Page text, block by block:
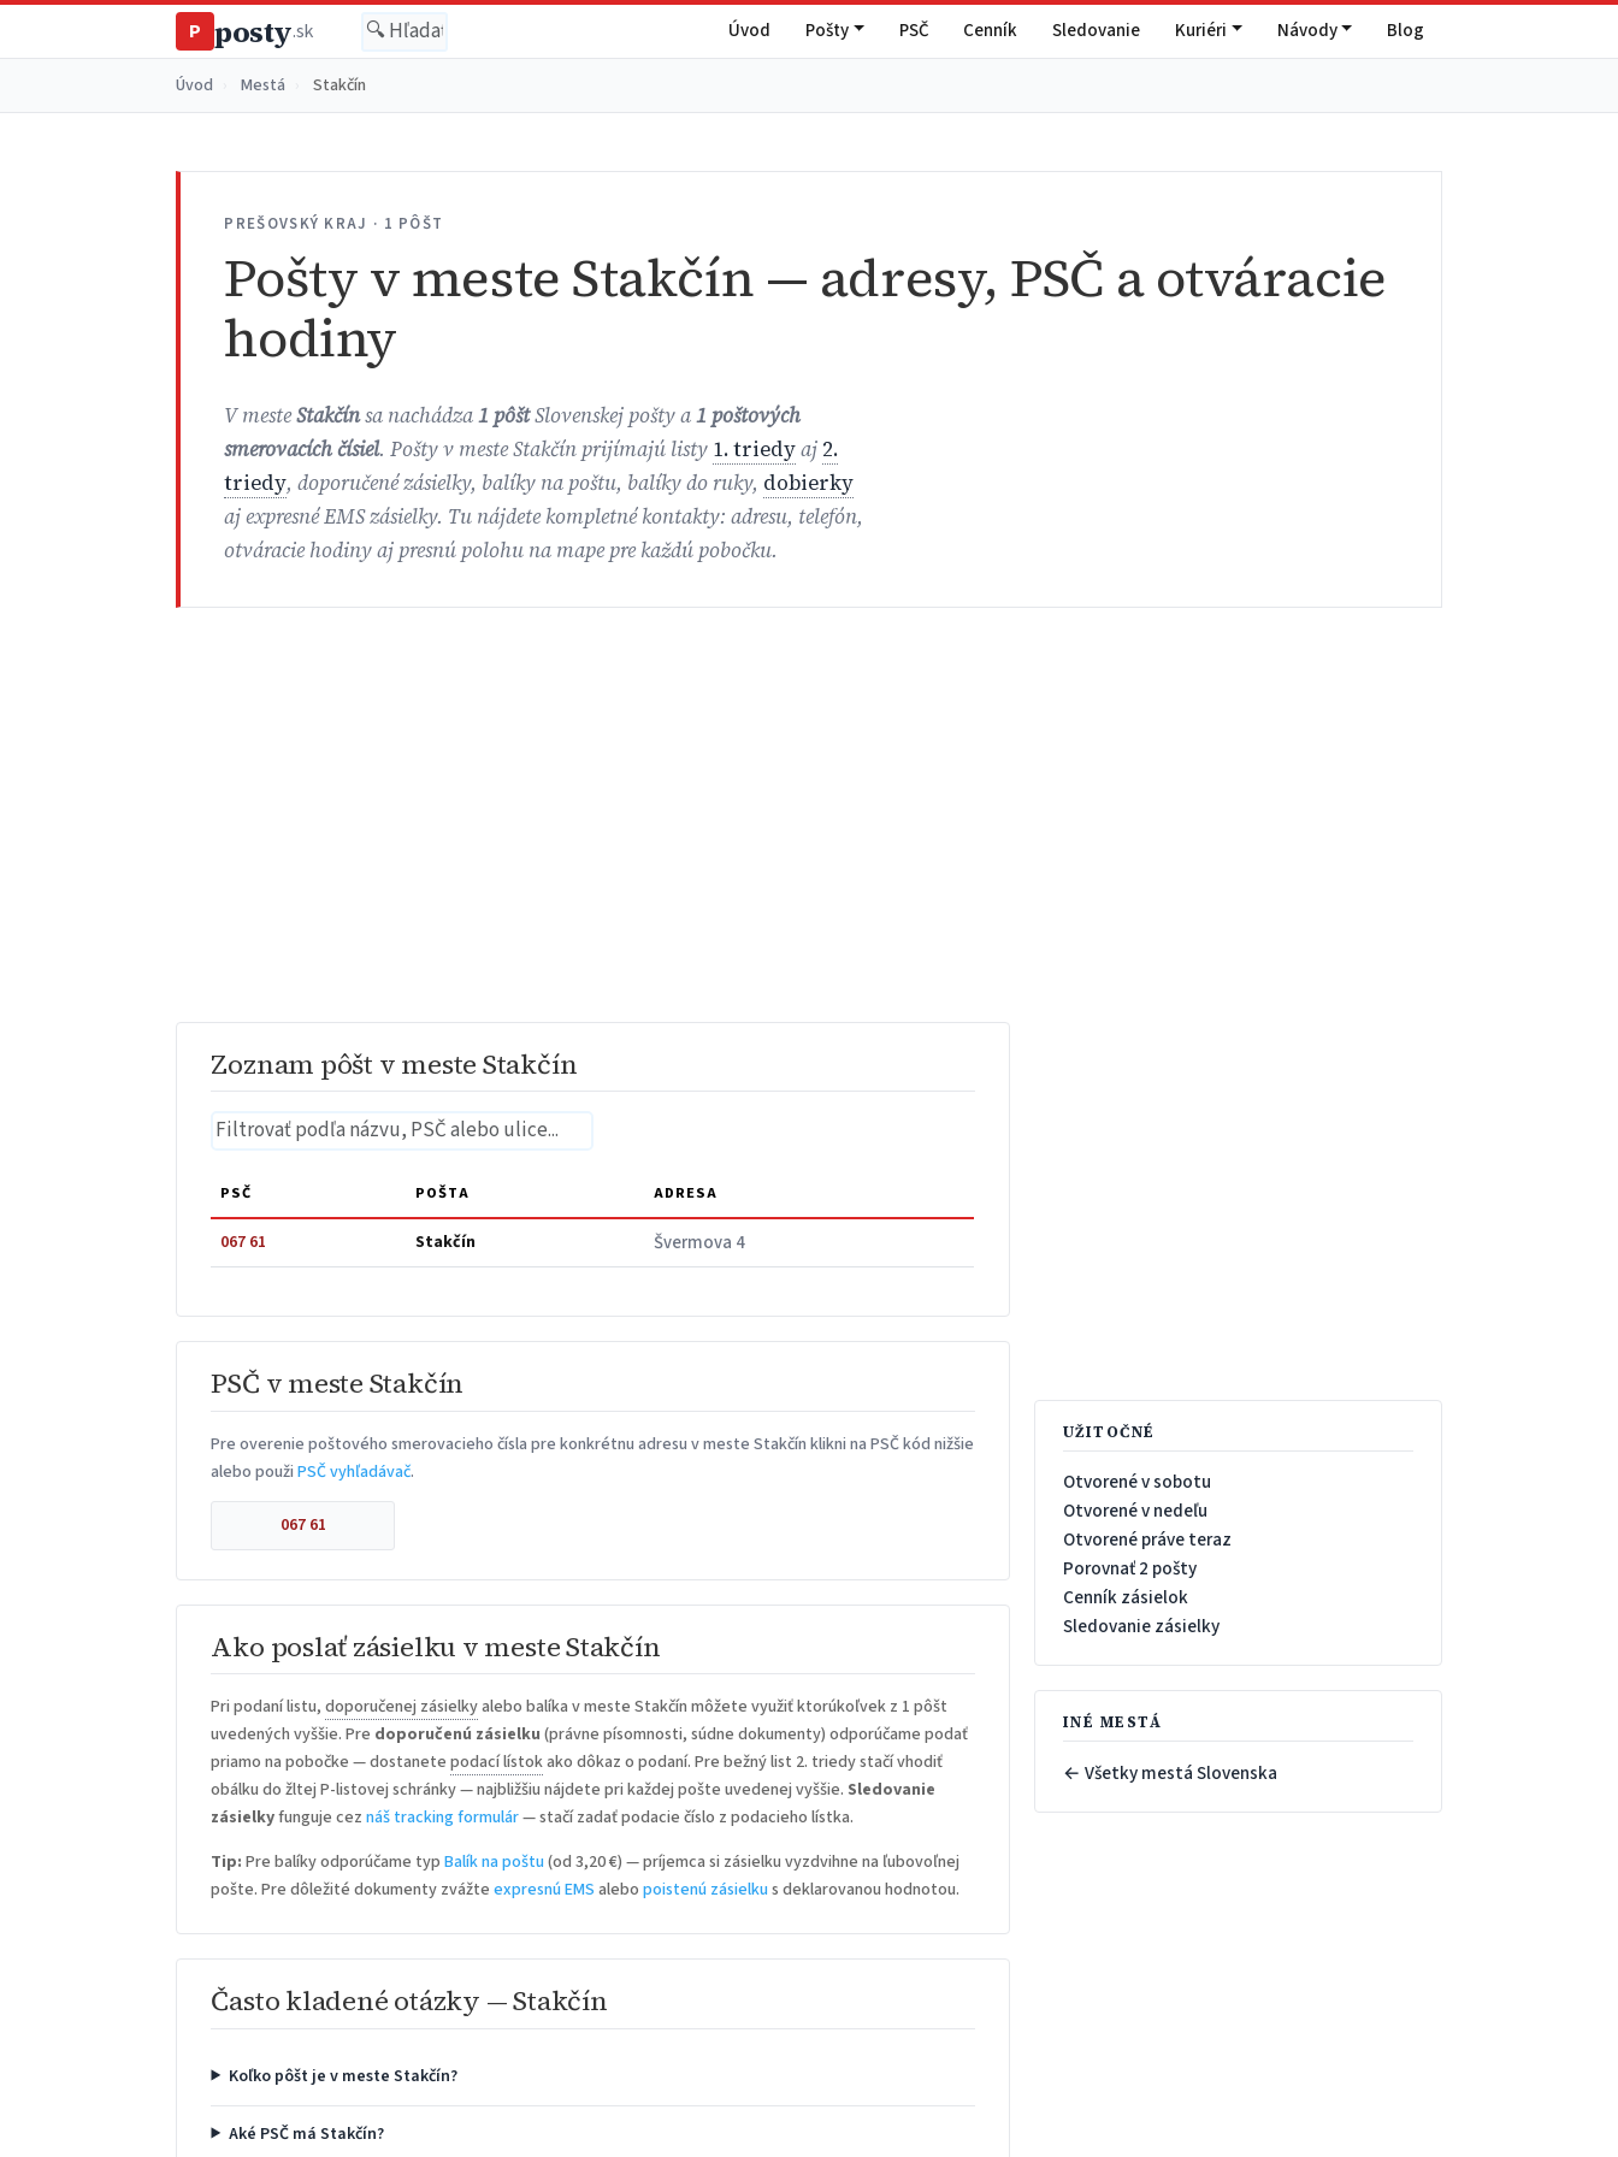
P posty.sk Úvod Pošty PSČ Cenník Sledovanie Kuriéri Návody Blog
Úvod Mestá Stakčín
PREŠOVSKÝ KRAJ · 1 PÔŠT
Pošty v meste Stakčín — adresy, PSČ a otváracie
hodiny
V mesteStakčínsa nachádza1 pôštSlovenskej pošty a1 poštových
smerovacích čísiel. Pošty v meste Stakčín prijímajú listy 1. triedyaj 2.
triedy, doporučené zásielky, balíky na poštu, balíky do ruky, dobierky
aj expresné EMS zásielky. Tu nájdete kompletné kontakty: adresu, telefón,
otváracie hodiny aj presnú polohu na mape pre každú pobočku.
Zoznam pôšt v meste Stakčín
PSČ POŠTA ADRESA
067 61 Stakčín Švermova 4
PSČ v meste Stakčín
Pre overenie poštového smerovacieho čísla pre konkrétnu adresu v meste Stakčín klikni na PSČ kód nižšie
alebo použiPSČ vyhľadávač.
067 61
Ako poslať zásielku v meste Stakčín
Pri podaní listu,doporučenej zásielkyalebo balíka v meste Stakčín môžete využiť ktorúkoľvek z 1 pôšt
uvedených vyššie. Pre doporučenú zásielku (právne písomnosti, súdne dokumenty) odporúčame podať
priamo na pobočke — dostanetepodací lístokako dôkaz o podaní. Pre bežný list 2. triedy stačí vhodiť
obálku do žltej P-listovej schránky — najbližšiu nájdete pri každej pošte uvedenej vyššie. Sledovanie
zásielkyfunguje ceznáš tracking formulár— stačí zadať podacie číslo z podacieho lístka.
Tip: Pre balíky odporúčame typBalík na poštu (od 3,20 €) — príjemca si zásielku vyzdvihne na ľubovoľnej
pošte. Pre dôležité dokumenty zvážteexpresnú EMS alebopoistenú zásielku s deklarovanou hodnotou.
Často kladené otázky — Stakčín
Koľko pôšt je v meste Stakčín?
Aké PSČ má Stakčín?
UŽITOČNÉ
Otvorené v sobotu
Otvorené v nedeľu
Otvorené práve teraz
Porovnať 2 pošty
Cenník zásielok
Sledovanie zásielky
INÉ MESTÁ
← Všetky mestá Slovenska